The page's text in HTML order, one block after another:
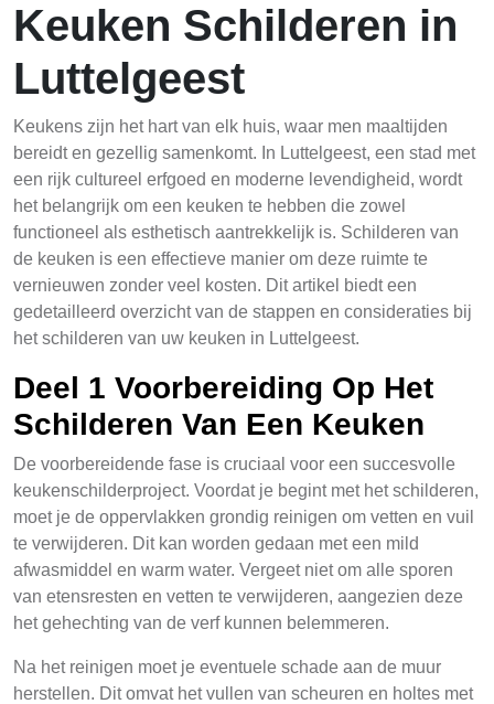
Keuken Schilderen in
Luttelgeest
Keukens zijn het hart van elk huis, waar men maaltijden
bereidt en gezellig samenkomt. In Luttelgeest, een stad met
een rijk cultureel erfgoed en moderne levendigheid, wordt
het belangrijk om een keuken te hebben die zowel
functioneel als esthetisch aantrekkelijk is. Schilderen van
de keuken is een effectieve manier om deze ruimte te
vernieuwen zonder veel kosten. Dit artikel biedt een
gedetailleerd overzicht van de stappen en consideraties bij
het schilderen van uw keuken in Luttelgeest.
Deel 1 Voorbereiding Op Het
Schilderen Van Een Keuken
De voorbereidende fase is cruciaal voor een succesvolle
keukenschilderproject. Voordat je begint met het schilderen,
moet je de oppervlakken grondig reinigen om vetten en vuil
te verwijderen. Dit kan worden gedaan met een mild
afwasmiddel en warm water. Vergeet niet om alle sporen
van etensresten en vetten te verwijderen, aangezien deze
het gehechting van de verf kunnen belemmeren.
Na het reinigen moet je eventuele schade aan de muur
herstellen. Dit omvat het vullen van scheuren en holtes met